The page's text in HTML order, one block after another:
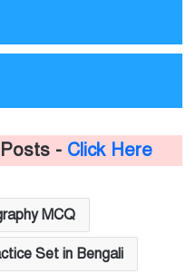
- Click Here
MCQ
Set in Bengali